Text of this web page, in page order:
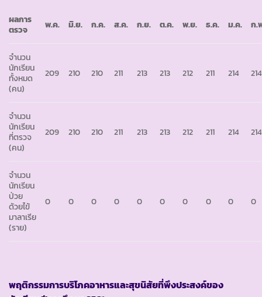
ผลการ
ตรวจ
พ.ค. มิ.ย. ก.ค. ส.ค. ก.ย. ต.ค. พ.ย. ธ.ค. ม.ค. ก.
จำนวน
นักเรียน
ทั้งหมด
(คน)
209 210 210 211 213 213 212 211 214 214
จำนวน
นักเรียน
ที่ตรวจ
(คน)
209 210 210 211 213 213 212 211 214 214
จำนวน
นักเรียน
ป่วย
ด้วยไข้
มาลาเรีย
(ราย)
0 0 0 0 0 0 0 0 0 0
พฤติกรรมการบริโภคอาหารและสุขนิสัยที่พึงประสงค์ของ